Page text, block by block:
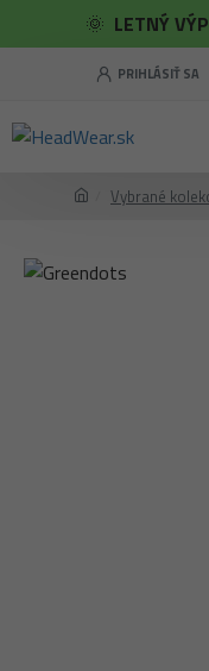
🌞 LETNÝ
PRIHLÁSIŤ SA
Vybrané